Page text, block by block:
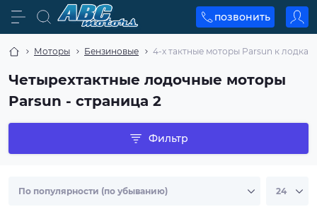
позвонить
Моторы Бензиновые 4-х тактные моторы Parsun к лодкам
Четырехтактные лодочные моторы
Parsun - страница 2
Фильтр